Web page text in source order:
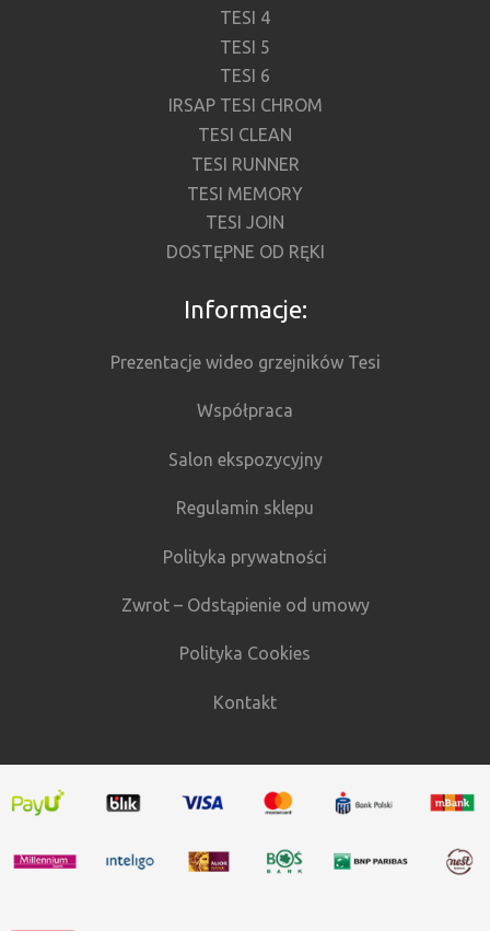
TESI 4
TESI 5
TESI 6
IRSAP TESI CHROM
TESI CLEAN
TESI RUNNER
TESI MEMORY
TESI JOIN
DOSTĘPNE OD RĘKI
Informacje:
Prezentacje wideo grzejników Tesi
Współpraca
Salon ekspozycyjny
Regulamin sklepu
Polityka prywatności
Zwrot – Odstąpienie od umowy
Polityka Cookies
Kontakt